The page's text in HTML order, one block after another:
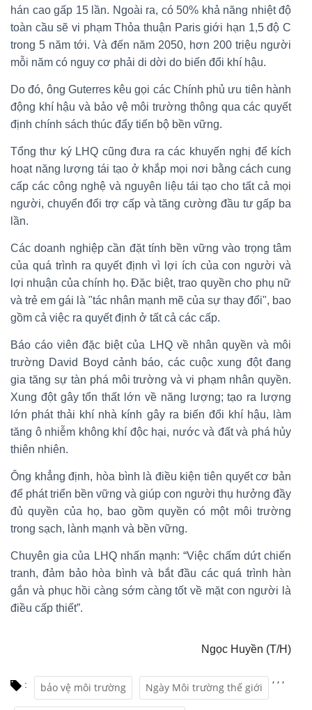
hán cao gấp 15 lần. Ngoài ra, có 50% khả năng nhiệt độ
toàn cầu sẽ vi phạm Thỏa thuận Paris giới hạn 1,5 độ C
trong 5 năm tới. Và đến năm 2050, hơn 200 triệu người
mỗi năm có nguy cơ phải di dời do biến đổi khí hậu.
Do đó, ông Guterres kêu gọi các Chính phủ ưu tiên hành
động khí hậu và bảo vệ môi trường thông qua các quyết
định chính sách thúc đẩy tiến bộ bền vững.
Tổng thư ký LHQ cũng đưa ra các khuyến nghị để kích
hoạt năng lượng tái tạo ở khắp mọi nơi bằng cách cung
cấp các công nghệ và nguyên liệu tái tạo cho tất cả mọi
người, chuyển đổi trợ cấp và tăng cường đầu tư gấp ba
lần.
Các doanh nghiệp cần đặt tính bền vững vào trọng tâm
của quá trình ra quyết định vì lợi ích của con người và
lợi nhuận của chính họ. Đặc biệt, trao quyền cho phụ nữ
và trẻ em gái là "tác nhân mạnh mẽ của sự thay đổi", bao
gồm cả việc ra quyết định ở tất cả các cấp.
Báo cáo viên đặc biệt của LHQ về nhân quyền và môi
trường David Boyd cảnh báo, các cuộc xung đột đang
gia tăng sự tàn phá môi trường và vi phạm nhân quyền.
Xung đột gây tổn thất lớn về năng lượng; tạo ra lượng
lớn phát thải khí nhà kính gây ra biến đổi khí hậu, làm
tăng ô nhiễm không khí độc hại, nước và đất và phá hủy
thiên nhiên.
Ông khẳng định, hòa bình là điều kiện tiên quyết cơ bản
để phát triển bền vững và giúp con người thụ hưởng đầy
đủ quyền của họ, bao gồm quyền có một môi trường
trong sạch, lành mạnh và bền vững.
Chuyên gia của LHQ nhấn mạnh: “Việc chấm dứt chiến
tranh, đảm bảo hòa bình và bắt đầu các quá trình hàn
gắn và phục hồi càng sớm càng tốt về mặt con người là
điều cấp thiết”.
Ngọc Huyền (T/H)
: bảo vệ môi trường
,
Ngày Môi trường thế giới
, ,